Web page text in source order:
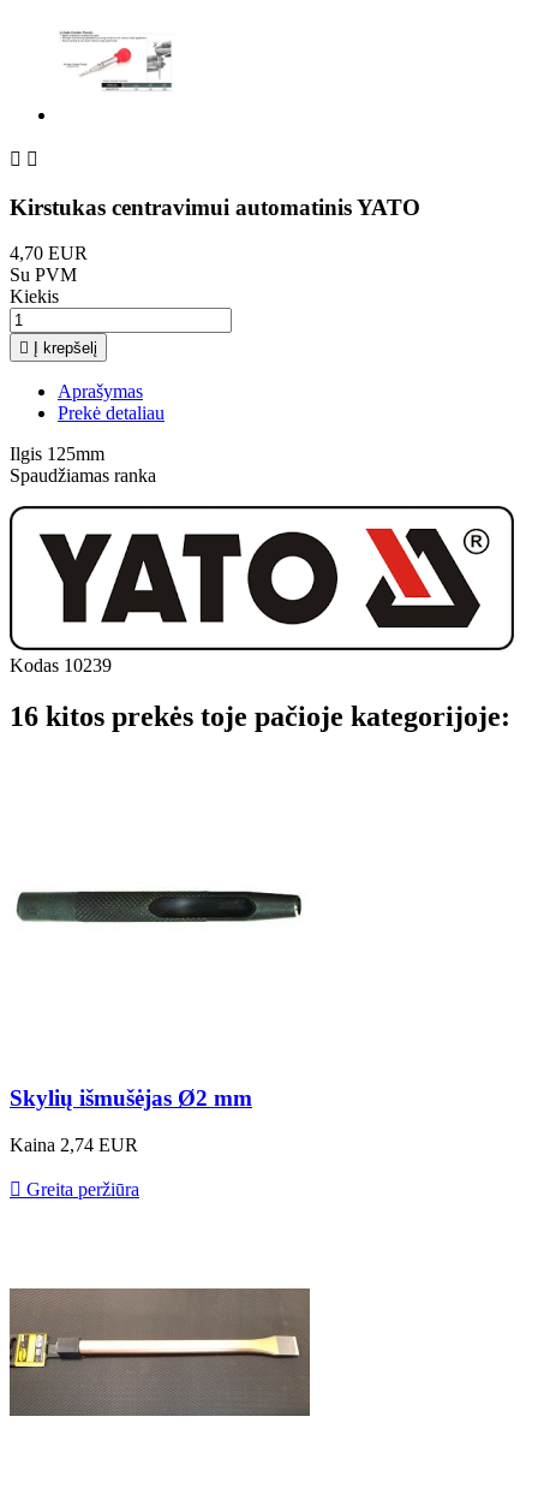
 
Kirstukas centravimui automatinis YATO
4,70 EUR
Su PVM
Kiekis
 Į krepšelį
Aprašymas
Prekė detaliau
Ilgis 125mm
Spaudžiamas ranka
Kodas 10239
16 kitos prekės toje pačioje kategorijoje:
Skylių išmušėjas Ø2 mm
Kaina 2,74 EUR
 Greita peržiūra